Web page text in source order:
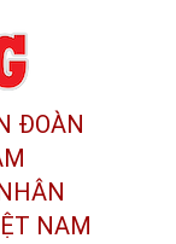
ĐOÀN
NAM